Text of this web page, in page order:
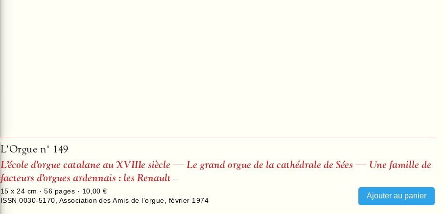
L’Orgue n° 149
L’école d’orgue catalane au XVIIIe siècle — Le grand orgue de la cathédrale de Sées — Une famille de
facteurs d’orgues ardennais : les Renault –
15 x 24 cm ·56 pages · 10,00 €
ISSN 0030-5170 Association des Amis de l’orgue février 1974